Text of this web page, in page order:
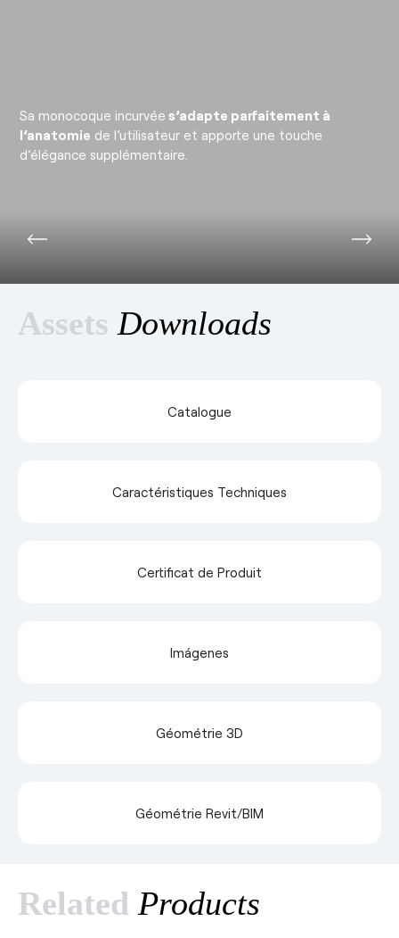
Sa monocoque incurvée s’adapte parfaitement à
l’anatomie de l’utilisateur et apporte une touche
d’élégance supplémentaire.
Assets Downloads
Catalogue
Caractéristiques Techniques
Certificat de Produit
Imágenes
Géométrie 3D
Géométrie Revit/BIM
Related Products